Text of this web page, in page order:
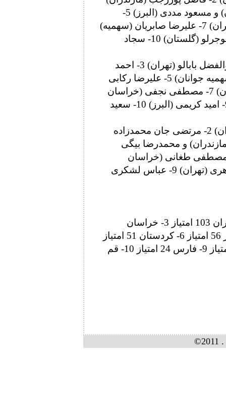
3- سید محمدحسین میرباغبان (سهمیه تهران) و مسعود مددی (البرز) 5-
حسین رسولی (همدان) و جواد فتح خانی (تهران) 7- علیرضا صابریان (سهمیه)
8- دانیال لسانی (سهمیه مازندران) 9- علی موجرلو (گلستان) 10- سجاد
97 کیلوگرم: 1- مجتبی گلیج (مازندران) 2- ابوالفضل بابالو (تهران) 3- احمد
بذری (سهمیه مازندران) و عرفان علیزاده (سهمیه جوانان) 5- علیرضا رکابی
(سهمیه مازندران) و میلاد آقایی (سهمیه تهران) 7- مصطفی نجفی (خراسان
رضوی) 8- علیرضا عبدالهی (سهمیه تهران) 9- امید کریمی (البرز) 10- سعید
125 کیلوگرم: 1- سید مهدی هاشمی (مازندران) 2- مرتضی جان محمدزاده
(سهمیه مازندران) و محمدرضا بیگی
تهران) 5- رضا صارمی (لرستان) 6- مصطفی طغانی (خراسان
رضوی) 7- آرین ذوالعلی (کرمان) 8- امین طاهری (تهران) 9- عباس لشکری
رده بندی تیمی: 1- مازندران 171 امتیاز 2- تهران 103 امتیاز 3- خراسان
رضوی 61 امتیاز 4- لرستان 59 امتیاز 5- البرز 56 امتیاز 6- کردستان 51 امتیاز
7- همدان 42 امتیاز 8- آذربایجان شرقی 36 امتیاز 9- فارس 24 امتیاز 10- قم
©2011 .